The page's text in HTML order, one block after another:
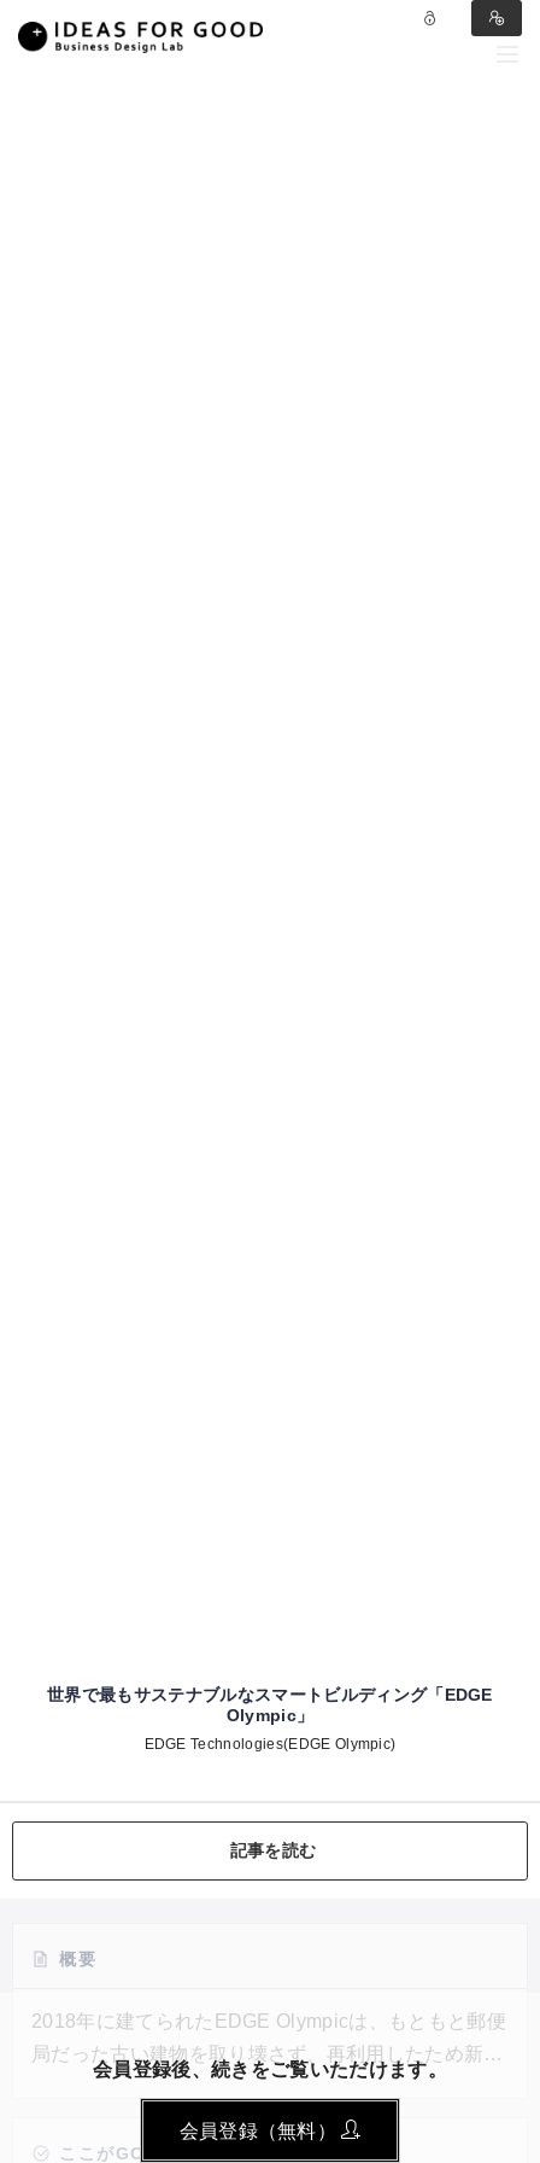
世界で最もサステナブルなスマートビルディング「EDGE
Olympic」
EDGE Technologies(EDGE Olympic)
記事を読む
概要
2018年に建てられたEDGE Olympicは、もともと郵便
局だった古い建物を取り壊さず、再利用したため新し
い建築材料を使用していない。元の建物で使用できな
くなっていた古い天然石は、1階の床として再び使用
している。さらに、建物の寿命も考慮されており、2
ここがGOOD!
会員登録後、続きをご覧いただけます。
会員登録（無料）